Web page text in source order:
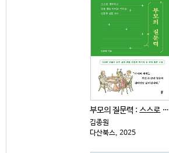
부모의 질문력 : 스스로 생각하고 답을 찾는 아이로 키...
김종원
다산북스, 2025